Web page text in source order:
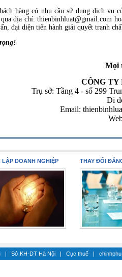
hàng có nhu cầu sử dụng dịch
địa chỉ:thienbinhluat@gmail.com
đại diện tiến hành giải quyết tranh
Mọi
CÔNG
Trụ sở: Tầng 4 - số 299
Di
Email:
LẬP DOANH NGHIỆP THAY ĐỔI
| Sở KH-DT Hà Nội | Cục thuế |